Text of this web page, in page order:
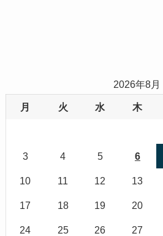
2026年8月
月 火 水 木
3 4 5 6
10 11 12 13
17 18 19 20
24 25 26 27